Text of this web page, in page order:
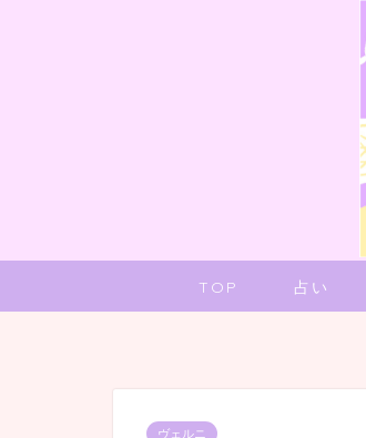
TOP 占い
ヴェルニ